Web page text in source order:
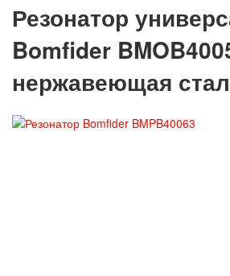
Резонатор
Bomfider
нержавеющая